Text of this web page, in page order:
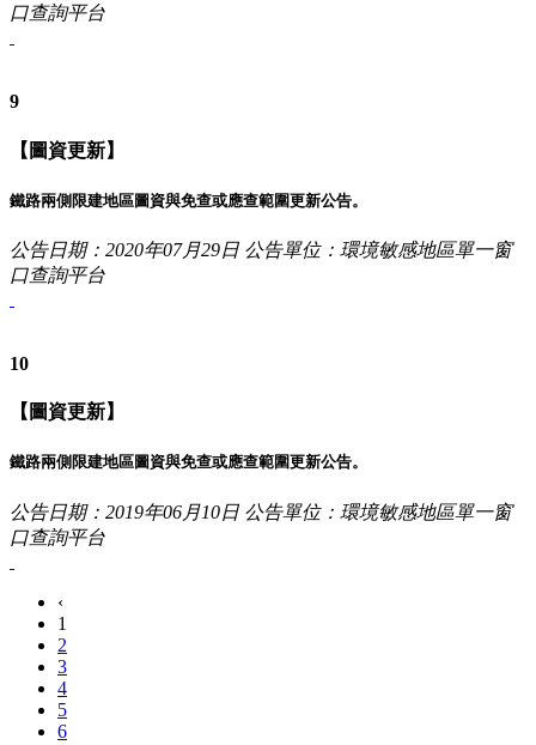
口查詢平台
9
【圖資更新】
鐵路兩側限建地區圖資與免查或應查範圍更新公告。
公告日期：2020年07月29日 公告單位：環境敏感地區單一窗
口查詢平台
10
【圖資更新】
鐵路兩側限建地區圖資與免查或應查範圍更新公告。
公告日期：2019年06月10日 公告單位：環境敏感地區單一窗
口查詢平台
‹
1
2
3
4
5
6